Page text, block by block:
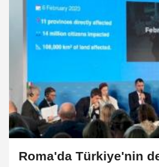
Roma'da Türkiye'nin